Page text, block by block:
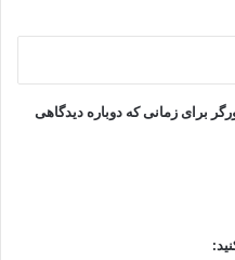
برای زمانی که دوباره دیدگاهی